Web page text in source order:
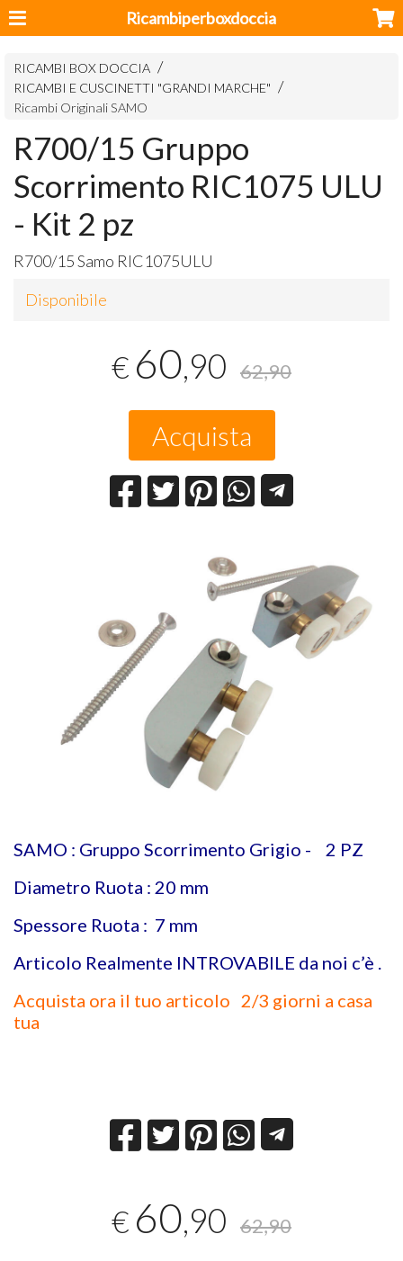
Ricambiperboxdoccia
RICAMBI BOX DOCCIA
RICAMBI E CUSCINETTI "GRANDI MARCHE"
Ricambi Originali SAMO
R700/15 Gruppo
Scorrimento RIC1075 ULU
- Kit 2 pz
R700/15 Samo RIC1075ULU
Disponibile
€ 60,90 62,90
Acquista
SAMO : Gruppo Scorrimento Grigio - 2 PZ
Diametro Ruota : 20 mm
Spessore Ruota : 7 mm
Articolo Realmente INTROVABILE da noi c’è .
Acquista ora il tuo articolo 2/3 giorni a casa
tua
€ 60,90 62,90